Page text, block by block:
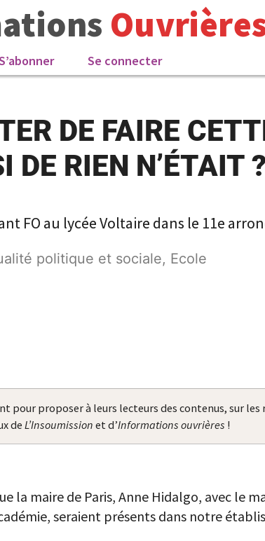
Se connecter
DE FAIRE
DE RIEN N’ÉTAIT
FO au lycée Voltaire dans le 11e
politique et sociale, Ecole
pour proposer à leurs lecteurs des contenus, sur
de L’Insoumission et d’Informations ouvrières !
la maire de Paris, Anne Hidalgo, avec le
seraient présents dans notre